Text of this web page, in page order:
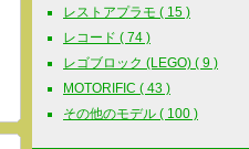
レストアプラモ ( 15 )
レコード ( 74 )
レゴブロック (LEGO) ( 9 )
MOTORIFIC ( 43 )
その他のモデル ( 100 )